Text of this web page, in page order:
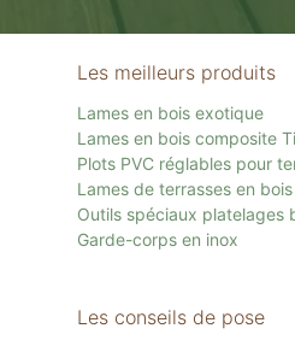
Les meilleurs produits
Lames en bois exotique
Lames en bois composite
Plots PVC réglables pour
Lames de terrasses en
Outils spéciaux platelages
Garde-corps en inox
Les conseils de pose